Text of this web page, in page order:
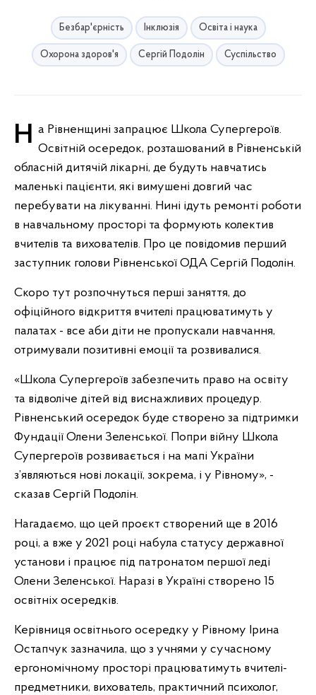
Безбар'єрність Інклюзія Освіта і наука
Охорона здоров'я Сергій Подолін Суспільство
На Рівненщині запрацює Школа Супергероїв. Освітній осередок, розташований в Рівненській
обласній дитячій лікарні, де будуть навчатись
маленькі пацієнти, які вимушені довгий час
перебувати на лікуванні. Нині ідуть ремонті роботи
в навчальному просторі та формують колектив
вчителів та вихователів. Про це повідомив перший
заступник голови Рівненської ОДА Сергій Подолін.
Скоро тут розпочнуться перші заняття, до
офіційного відкриття вчителі працюватимуть у
палатах - все аби діти не пропускали навчання,
отримували позитивні емоції та розвивалися.
«Школа Супергероїв забезпечить право на освіту
та відволіче дітей від виснажливих процедур.
Рівненський осередок буде створено за підтримки
Фундації Олени Зеленської. Попри війну Школа
Супергероїв розвивається і на мапі України
з’являються нові локації, зокрема, і у Рівному», -
сказав Сергій Подолін.
Нагадаємо, що цей проєкт створений ще в 2016
році, а вже у 2021 році набула статусу державної
установи і працює під патронатом першої леді
Олени Зеленської. Наразі в Україні створено 15
освітніх осередків.
Керівниця освітнього осередку у Рівному Ірина
Остапчук зазначила, що з учнями у сучасному
ергономічному просторі працюватимуть вчителі-
предметники, вихователь, практичний психолог,